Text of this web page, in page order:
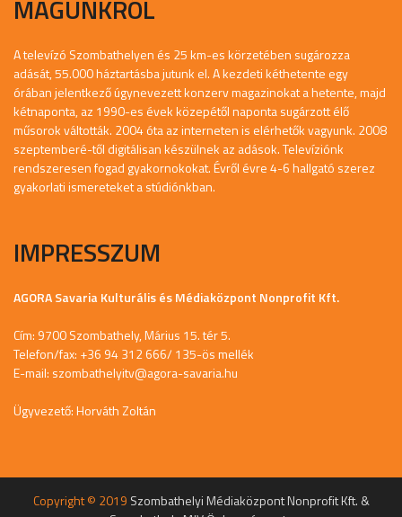
MAGUNKRÓL
A televízó Szombathelyen és 25 km-es körzetében sugározza
adását, 55.000 háztartásba jutunk el. A kezdeti kéthetente egy
órában jelentkező úgynevezett konzerv magazinokat a hetente, majd
kétnaponta, az 1990-es évek közepétől naponta sugárzott élő
műsorok váltották. 2004 óta az interneten is elérhetők vagyunk. 2008
szeptemberé-től digitálisan készülnek az adások. Televíziónk
rendszeresen fogad gyakornokokat. Évről évre 4-6 hallgató szerez
gyakorlati ismereteket a stúdiónkban.
IMPRESSZUM
AGORA Savaria Kulturális és Médiaközpont Nonprofit Kft.
Cím: 9700 Szombathely, Márius 15. tér 5.
Telefon/fax: +36 94 312 666/ 135-ös mellék
E-mail: szombathelyitv@agora-savaria.hu
Ügyvezető: Horváth Zoltán
Copyright © 2019 Szombathelyi Médiaközpont Nonprofit Kft. &